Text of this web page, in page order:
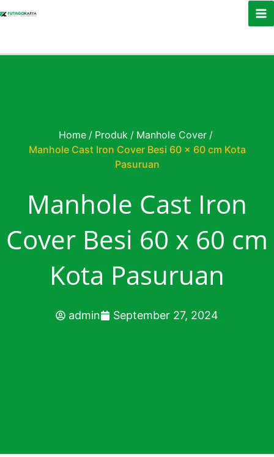
Home / Produk / Manhole Cover /
Manhole Cast Iron Cover Besi 60 x 60 cm Kota
Pasuruan
Manhole Cast Iron
Cover Besi 60 x 60 cm
Kota Pasuruan
admin September 27, 2024